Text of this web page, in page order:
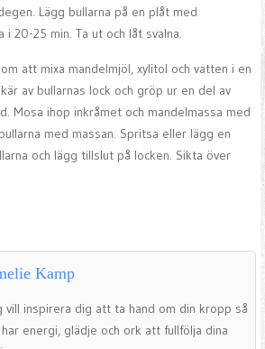
Lägg bullarna på en plåt med
i 20-25 min. Ta ut och låt svalna.
att mixa mandelmjöl, xylitol och vatten i en
av bullarnas lock och gröp ur en del av
Mosa ihop inkråmet och mandelmassa med
med massan. Spritsa eller lägg en
och lägg tillslut på locken. Sikta över
Kamp
vill inspirera dig att ta hand om din kropp så
energi, glädje och ork att fullfölja dina